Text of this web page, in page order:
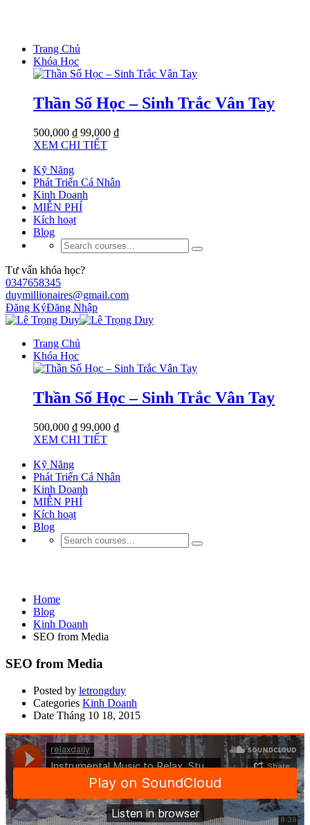
Trang Chủ
Khóa Học
Thần Số Học – Sinh Trắc Vân Tay
500,000 ₫ 99,000 ₫
XEM CHI TIẾT
Kỹ Năng
Phát Triển Cá Nhân
Kinh Doanh
MIỄN PHÍ
Kích hoạt
Blog
Tư vấn khóa học?
0347658345
duymillionaires@gmail.com
Đăng KýĐăng Nhập
Trang Chủ
Khóa Học
Thần Số Học – Sinh Trắc Vân Tay
500,000 ₫ 99,000 ₫
XEM CHI TIẾT
Kỹ Năng
Phát Triển Cá Nhân
Kinh Doanh
MIỄN PHÍ
Kích hoạt
Blog
Home
Blog
Kinh Doanh
SEO from Media
SEO from Media
Posted by letrongduy
Categories Kinh Doanh
Date Tháng 10 18, 2015